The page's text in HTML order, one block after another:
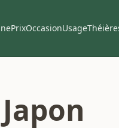
PrixOccasionUsage